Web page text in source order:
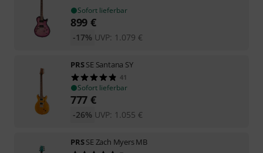
Sofort lieferbar
899 €
UVP: 1.079 €
-17%
PRSSE Santana SY
41
Sofort lieferbar
777 €
UVP: 1.055 €
-26%
PRSSE Zach Myers MB